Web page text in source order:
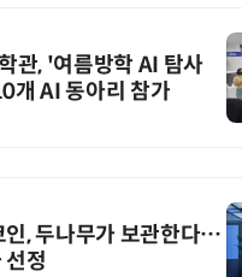
관, '여름방학 AI 탐사
대' 운영…10개 AI 동아리 참가
인, 두나무가 보관한다…
선정